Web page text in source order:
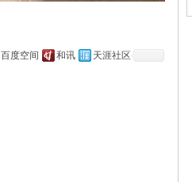
百度空间 和讯 天涯社区